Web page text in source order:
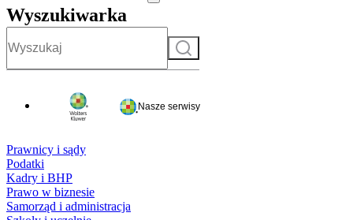
Wyszukiwarka
Szukaj
Nasze serwisy
Prawnicy i sądy
Podatki
Kadry i BHP
Prawo w biznesie
Samorząd i administracja